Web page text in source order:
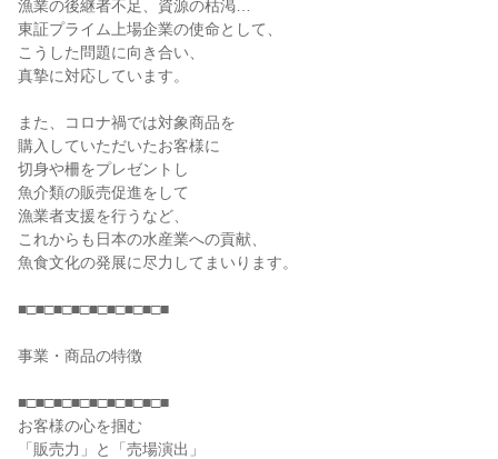
漁業の後継者不足、資源の枯渇…
東証プライム上場企業の使命として、
こうした問題に向き合い、
真摯に対応しています。
また、コロナ禍では対象商品を
購入していただいたお客様に
切身や柵をプレゼントし
魚介類の販売促進をして
漁業者支援を行うなど、
これからも日本の水産業への貢献、
魚食文化の発展に尽力してまいります。
■□■□■□■□■□■□■□■□■
事業・商品の特徴
■□■□■□■□■□■□■□■□■
お客様の心を掴む
「販売力」と「売場演出」